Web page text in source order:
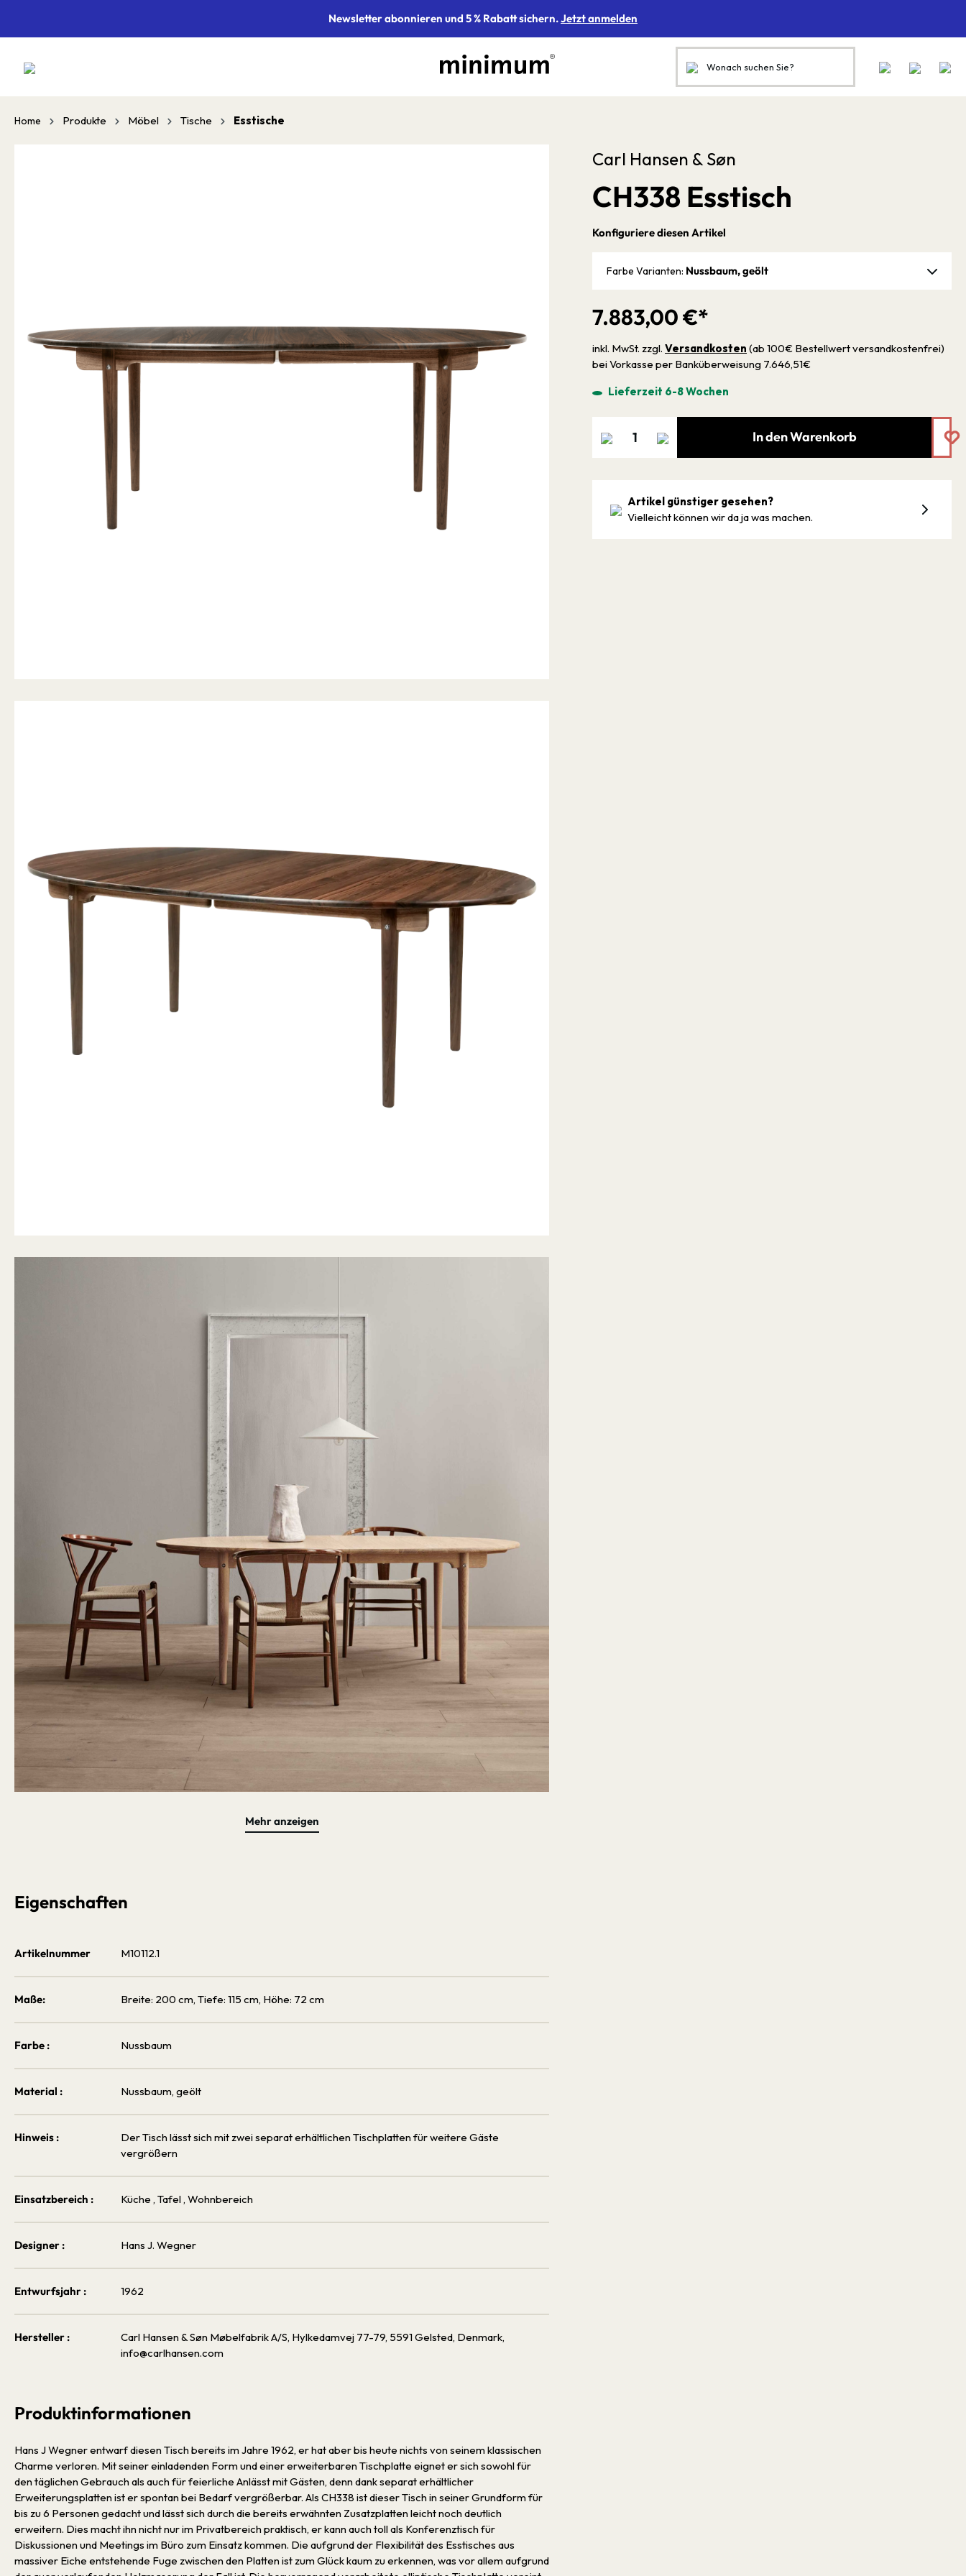
Newsletter abonnieren und 5 % Rabatt sichern.Jetzt anmelden
Home Produkte Möbel Tische Esstische
Mehr anzeigen
Eigenschaften
Artikelnummer M10112.1
Maße: Breite: 200 cm, Tiefe: 115 cm, Höhe: 72 cm
Farbe : Nussbaum
Material : Nussbaum, geölt
Hinweis :
Der Tisch lässt sich mit zwei separat erhältlichen Tischplatten für weitere Gäste
vergrößern
Einsatzbereich : Küche , Tafel, Wohnbereich
Designer : Hans J. Wegner
Entwurfsjahr : 1962
Hersteller :
Carl Hansen & Søn Møbelfabrik A/S, Hylkedamvej 77-­79, 5591 Gelsted, Denmark,
info@carlhansen.com
Produktinformationen
Hans J Wegner entwarf diesen Tisch bereits im Jahre 1962, er hat aber bis heute nichts von seinem klassischen
Charme verloren. Mit seiner einladenden Form und einer erweiterbaren Tischplatte eignet er sich sowohl für
den täglichen Gebrauch als auch für feierliche Anlässt mit Gästen, denn dank separat erhältlicher
Erweiterungsplatten ist er spontan bei Bedarf vergrößerbar. Als CH338 ist dieser Tisch in seiner Grundform für
bis zu 6 Personen gedacht und lässt sich durch die bereits erwähnten Zusatzplatten leicht noch deutlich
erweitern. Dies macht ihn nicht nur im Privatbereich praktisch, er kann auch toll als Konferenztisch für
Diskussionen und Meetings im Büro zum Einsatz kommen. Die aufgrund der Flexibilität des Esstisches aus
massiver Eiche entstehende Fuge zwischen den Platten ist zum Glück kaum zu erkennen, was vor allem aufgrund
Carl Hansen & Søn
CH338 Esstisch
7.883,00 €*
inkl. MwSt. zzgl. Versandkosten (ab 100€ Bestellwert versandkostenfrei)
bei Vorkasse per Banküberweisung 7.646,51€
Lieferzeit 6-8 Wochen
Konfiguriere diesen Artikel
Farbe Varianten: Nussbaum, geölt
In den Warenkorb
Artikel günstiger gesehen?
Vielleicht können wir da ja was machen.